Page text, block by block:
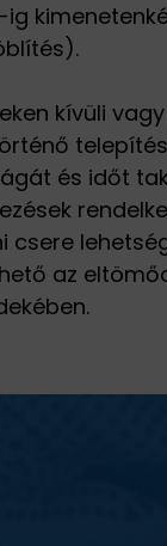
kívüli
és időt
csere
az